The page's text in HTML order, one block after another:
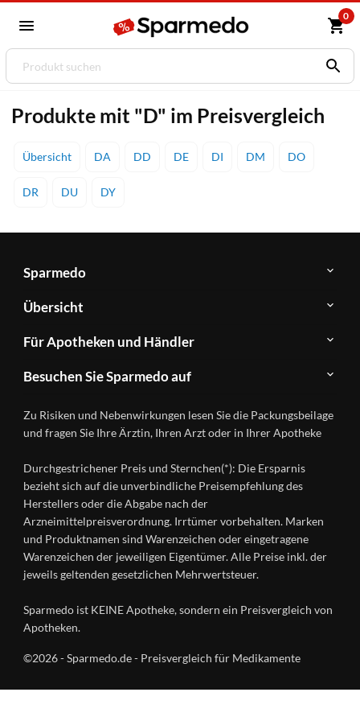
0
Produkte mit "D" im Preisvergleich
Übersicht DA DD DE DI DM DO
DR DU DY
Sparmedo
Über
Sparmedo
FAQ
Kontakt
Datenschutz
Nutzungsbedingungen
Übersicht
Herstellerverzeichnis
Produkte
A-
Ratgeber
Wirkstoffe
Gesundheitsmagazin
Für Apotheken und Händler
&
Händlerlogin
Besuchen Sie Sparmedo auf
Instagram
Zu Risiken und Nebenwirkungen lesen Sie die Packungsbeilage
und fragen Sie Ihre Ärztin, Ihren Arzt oder in Ihrer Apotheke
Durchgestrichener Preis und Sternchen(*): Die Ersparnis
bezieht sich auf die unverbindliche Preisempfehlung des
Herstellers oder die Abgabe nach der
Arzneimittelpreisverordnung. Irrtümer vorbehalten. Marken
und Produktnamen sind Warenzeichen oder eingetragene
Warenzeichen der jeweiligen Eigentümer. Alle Preise inkl. der
jeweils geltenden gesetzlichen Mehrwertsteuer.
Sparmedo ist KEINE Apotheke, sondern ein Preisvergleich von
Apotheken.
©2026 - Sparmedo.de - Preisvergleich für Medikamente